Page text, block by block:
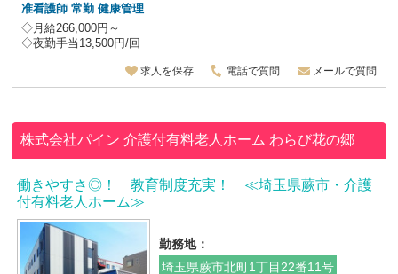
准看護師 常勤 健康管理
◇月給266,000円～
◇夜勤手当13,500円/回
求人を保存 電話で質問 メールで質問
株式会社パイン介護付有料老人ホーム わらび花の郷
働きやすさ◎！ 教育制度充実！ ≪埼玉県蕨市・介護
付有料老人ホーム≫
勤務地：
埼玉県蕨市北町1丁目22番11号